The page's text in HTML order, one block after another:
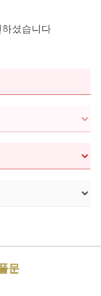
하셨습니다
문